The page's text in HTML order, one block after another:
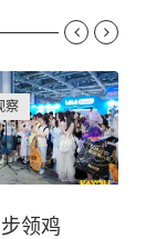
察
领鸡
 